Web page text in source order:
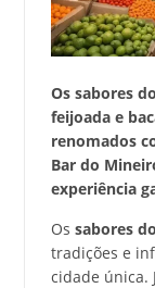
Os sabores
feijoada e
renomados
Bar do
experiência
Os sabores
tradições e
cidade única.